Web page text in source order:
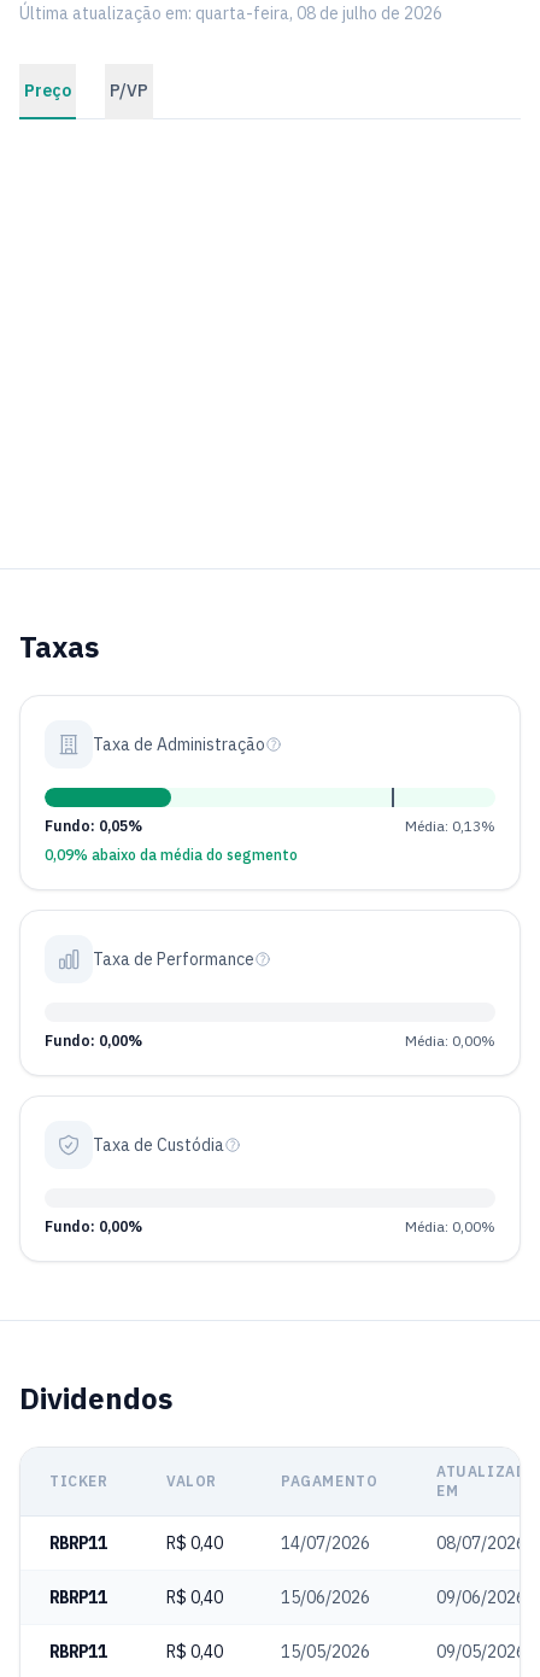
Última atualização em: quarta-feira, 08 de julho de 2026
Preço P/VP
Taxas
Taxa de Administração
Fundo: 0,05%
Média: 0,13%
0,09% abaixo da média do segmento
Taxa de Performance
Fundo: 0,00% Média: 0,00%
Taxa de Custódia
Fundo: 0,00% Média: 0,00%
Dividendos
TICKER VALOR PAGAMENTO
ATUALIZADO
EM
RBRP11 R$ 0,40 14/07/2026 08/07/2026
RBRP11 R$ 0,40 15/06/2026 09/06/2026
RBRP11 R$ 0,40 15/05/2026 09/05/2026